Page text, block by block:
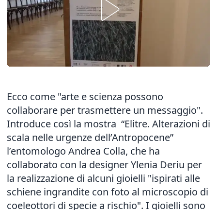
Ecco come "arte e scienza possono
collaborare per trasmettere un messaggio".
Introduce così la mostra “Elitre. Alterazioni di
scala nelle urgenze dell’Antropocene”
l’entomologo Andrea Colla, che ha
collaborato con la designer Ylenia Deriu per
la realizzazione di alcuni gioielli "ispirati alle
schiene ingrandite con foto al microscopio di
coeleottori di specie a rischio". I gioielli sono